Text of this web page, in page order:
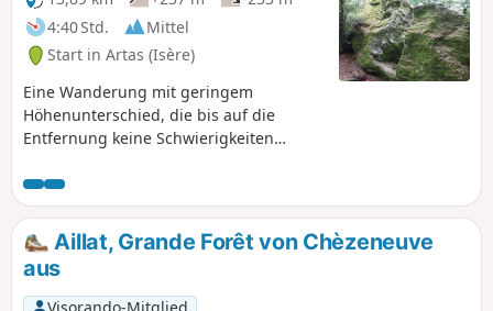
4:40 Std.
Mittel
Start in Artas (Isère)
Eine Wanderung mit geringem
Höhenunterschied, die bis auf die
Entfernung keine Schwierigkeiten
hügelige Landschaft des Nord-Isère. Als
Bonus können Sie einen Abstecher zur
Pierre du Diable machen und sie
vielleicht sogar besteigen..
Aillat, Grande Forêt von Chèzeneuve
aus